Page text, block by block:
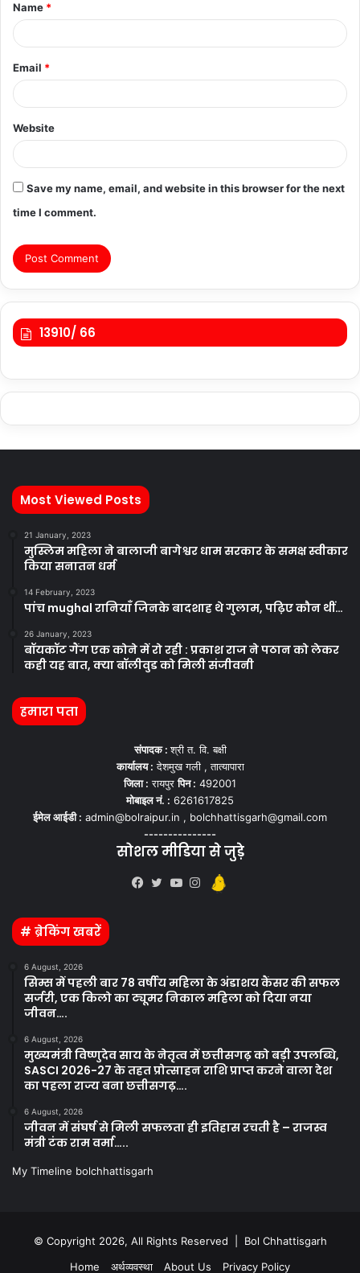
*
Name *
Email *
Website
Save my name, email, and website in this browser for the next
time I comment.
13910/ 66
Most Viewed Posts
21 January, 2023
मुस्लिम महिला ने बालाजी बागेश्वर धाम सरकार के समक्ष स्वीकार
किया सनातन धर्म
14 February, 2023
पांच mughal रानियाँ जिनके बादशाह थे गुलाम, पढ़िए कौन थीं…
26 January, 2023
बॉयकॉट गैंग एक कोने में रो रही : प्रकाश राज ने पठान को लेकर
कही यह बात, क्या बॉलीवुड को मिली संजीवनी
हमारा पता
संपादक :श्री त. वि. बक्षी
कार्यालय : देशमुख गली , तात्यापारा
जिला : रायपुरपिन : 492001
मोबाइल नं. : 6261617825
ईमेल आईडी : admin@bolraipur.in , bolchhattisgarh@gmail.com
---------------
सोशल मीडिया से जुड़े
# ब्रेकिंग खबरें
6 August, 2026
सिम्स में पहली बार 78 वर्षीय महिला के अंडाशय कैंसर की सफल
सर्जरी, एक किलो का ट्यूमर निकाल महिला को दिया नया
जीवन….
6 August, 2026
मुख्यमंत्री विष्णुदेव साय के नेतृत्व में छत्तीसगढ़ को बड़ी उपलब्धि,
SASCI 2026-27 के तहत प्रोत्साहन राशि प्राप्त करने वाला देश
का पहला राज्य बना छत्तीसगढ़….
6 August, 2026
जीवन में संघर्ष से मिली सफलता ही इतिहास रचती है – राजस्व
मंत्री टंक राम वर्मा…..
My Timeline bolchhattisgarh
© Copyright 2026, All Rights Reserved | Bol Chhattisgarh
Home
अर्थव्यवस्था About Us Privacy Policy